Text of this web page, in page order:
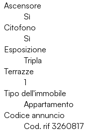
Ascensore
Sì
Citofono
Sì
Esposizione
Tripla
Terrazze
1
Tipo dell'immobile
Appartamento
Codice annuncio
Cod. rif 3260817